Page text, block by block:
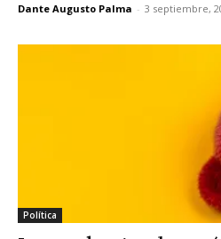
Dante Augusto Palma - 3 septiembre,
Política